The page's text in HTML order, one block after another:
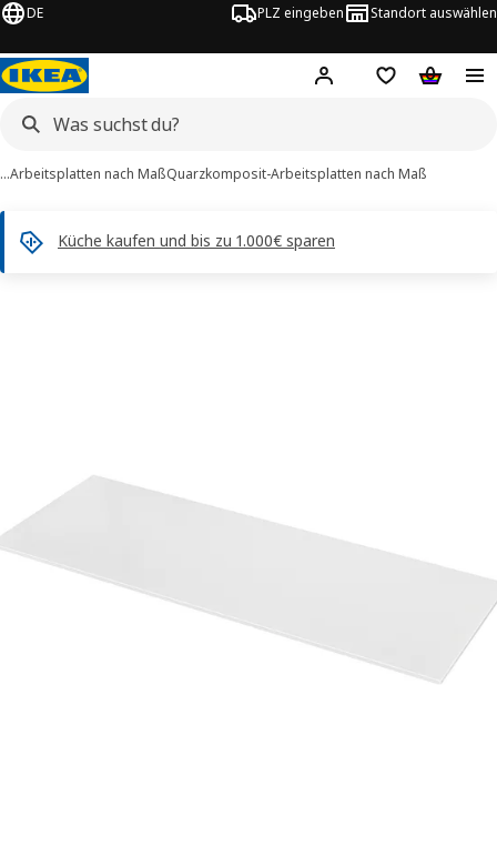
DE PLZ eingeben Standort auswählen
Hej! Hier einloggen
Merkzettel
…Arbeitsplatten nach MaßQuarzkomposit-Arbeitsplatten nach Maß
Küche kaufen und bis zu 1.000€ sparen